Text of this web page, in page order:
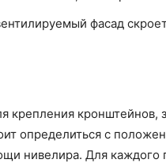
фасад
крепления кронштейнов,
определиться с
нивелира. Для каждого